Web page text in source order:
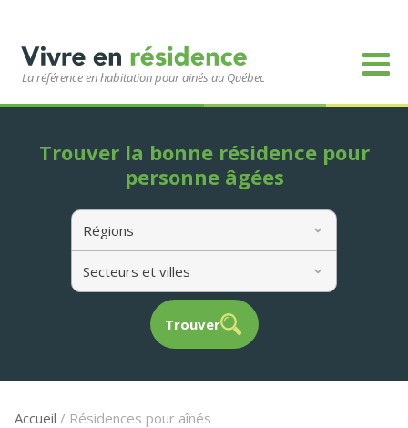
La référence en habitation pour ainés au Québec
Régions
Secteurs et villes
Trouver
Trouver la bonne résidence pour
personne âgées
Accueil / Résidences pour aînés